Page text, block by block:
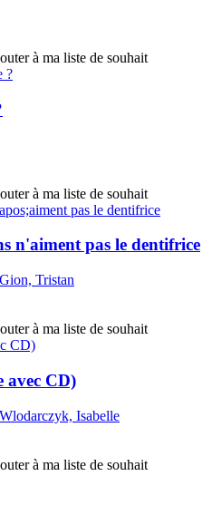
à ma liste de souhait
à ma liste de souhait
n'aiment pas le dentifrice
Gion, Tristan
à ma liste de souhait
avec CD)
Wlodarczyk, Isabelle
à ma liste de souhait